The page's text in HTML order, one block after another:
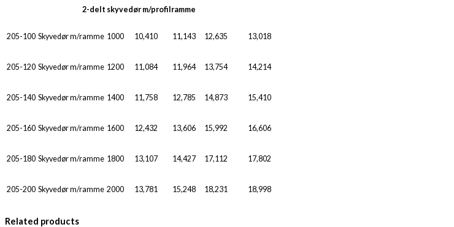
2-delt skyvedør m/profilramme
205-100 Skyvedør m/ramme 1000 10,410 11,143 12,635 13,018
205-120 Skyvedør m/ramme 1200 11,084 11,964 13,754 14,214
205-140 Skyvedør m/ramme 1400 11,758 12,785 14,873 15,410
205-160 Skyvedør m/ramme 1600 12,432 13,606 15,992 16,606
205-180 Skyvedør m/ramme 1800 13,107 14,427 17,112 17,802
205-200 Skyvedør m/ramme 2000 13,781 15,248 18,231 18,998
Related products